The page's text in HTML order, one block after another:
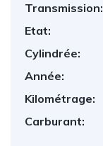
Transmission:
Etat:
Cylindrée:
Année:
Kilométrage:
Carburant: